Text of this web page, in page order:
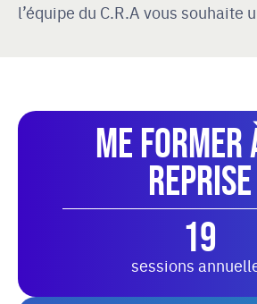
l’équipe du C.R.A vous souhaite
Me former
reprise
19
sessions